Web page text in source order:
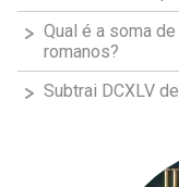
Qual é a soma
romanos?
Subtrai DCXLV